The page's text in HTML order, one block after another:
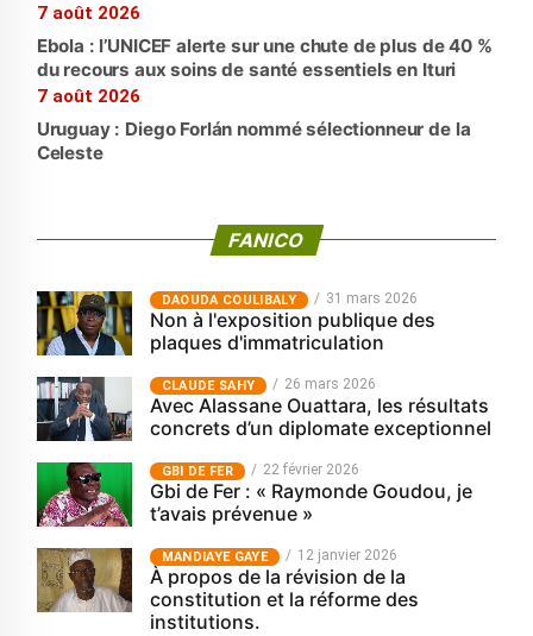
7 août 2026
Ebola : l’UNICEF alerte sur une chute de plus de 40 %
du recours aux soins de santé essentiels en Ituri
7 août 2026
Uruguay : Diego Forlán nommé sélectionneur de la
Celeste
FANICO
‎DAOUDA COULIBALY 31 mars 2026
Non à l'exposition publique des
plaques d'immatriculation
CLAUDE SAHY 26 mars 2026
Avec Alassane Ouattara, les résultats
concrets d’un diplomate exceptionnel
GBI DE FER 22 février 2026
Gbi de Fer : « Raymonde Goudou, je
t’avais prévenue »
MANDIAYE GAYE 12 janvier 2026
À propos de la révision de la
constitution et la réforme des
institutions.